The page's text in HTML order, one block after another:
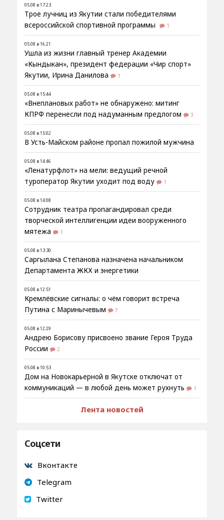
05.08 в 17:23
Трое лучниц из Якутии стали победителями
всероссийской спортивной программы
1
05.08 в 16:21
Ушла из жизни главный тренер Академии
«Кындыкан», президент федерации «Чир спорт»
Якутии, Ирина Данилова
1
05.08 в 15:44
«Внеплановых работ» не обнаружено: митинг
КПРФ перенесли под надуманным предлогом
3
05.08 в 15:02
В Усть-Майском районе пропал пожилой мужчина
05.08 в 14:46
«Ленатурфлот» на мели: ведущий речной
туроператор Якутии уходит под воду
1
05.08 в 14:08
Сотрудник театра пропагандировал среди
творческой интеллигенции идеи вооруженного
мятежа
1
05.08 в 13:30
Саргылана Степанова назначена начальником
Департамента ЖКХ и энергетики
05.08 в 12:51
Кремлёвские сигналы: о чём говорит встреча
Путина с Маринычевым
7
05.08 в 12:29
Андрею Борисову присвоено звание Героя Труда
России
2
05.08 в 10:53
Дом на Новокарьерной в Якутске отключат от
коммуникаций — в любой день может рухнуть
1
Лента новостей
Соцсети
Вконтакте
Telegram
Twitter